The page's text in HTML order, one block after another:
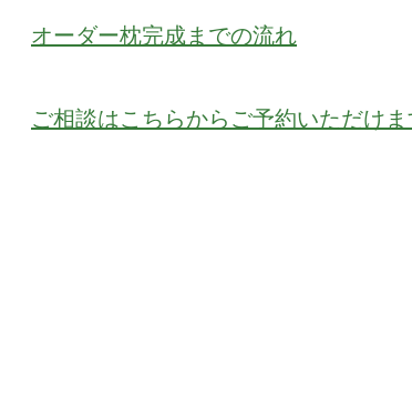
オーダー枕完成までの流れ
ご相談はこちらからご予約いただけ